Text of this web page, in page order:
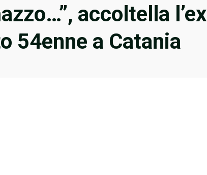
accoltella l’ex
54enne a Catania